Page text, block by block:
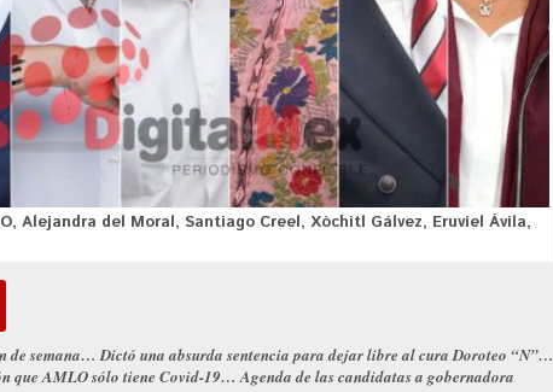
Alejandra del Moral, Santiago Creel, Xóchitl Gálvez, Eruviel Ávila,
de semana… Dictó una absurda sentencia para dejar libre al cura Doroteo “N”…
que AMLO sólo tiene Covid-19… Agenda de las candidatas a gobernadora